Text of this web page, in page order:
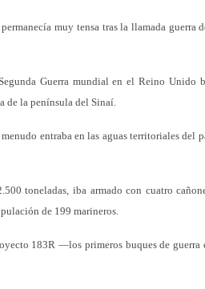
muy tensa tras la llamada guerra
Guerra mundial en el Reino Unido
de la península del Sinaí.
entraba en las aguas territoriales del
toneladas, iba armado con cuatro
de 199 marineros.
183R —los primeros buques de guerra